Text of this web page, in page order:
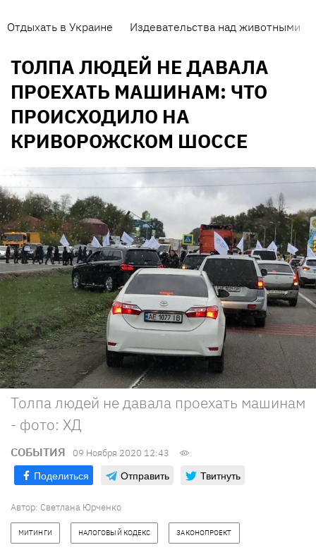
Отдыхать в Украине Издевательства над животными
ТОЛПА ЛЮДЕЙ НЕ ДАВАЛА
ПРОЕХАТЬ МАШИНАМ: ЧТО
ПРОИСХОДИЛО НА
КРИВОРОЖСКОМ ШОССЕ
Толпа людей не давала проехать машинам
- фото: ХД
СОБЫТИЯ 09 Ноября 2020 12:43
Поделиться Отправить Твитнуть
Автор: Светлана Юрченко
МИТИНГИ НАЛОГОВЫЙ КОДЕКС ЗАКОНОПРОЕКТ